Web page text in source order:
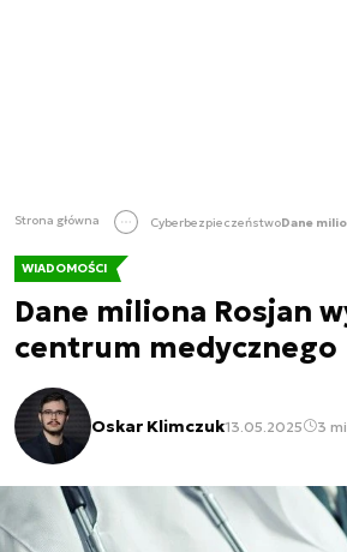
Strona główna Cyberbezpieczeństwo
WIADOMOŚCI
Dane miliona Rosjan
centrum medycznego
Oskar Klimczuk13.05.2025 3